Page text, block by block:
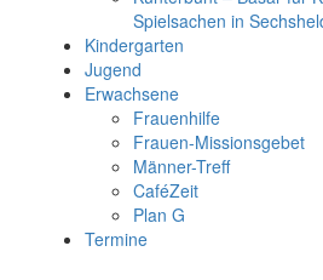
Spielsachen in
Kindergarten
Jugend
Erwachsene
Frauenhilfe
Frauen-Missionsgebet
Männer-Treff
CaféZeit
Plan G
Termine